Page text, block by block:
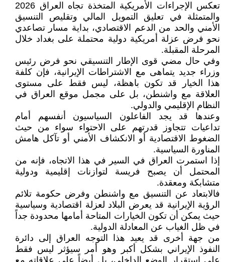
‏تعكس الإجراءات الأمريكية المتخذة تجاه العراق 2026
والمتمثلة في تعليق التمويل المالي وتقليص التنسيق
الأمني والحد من الدعم الاقتصادي، بداية مسار تصاعدي
نحو فرض عزلة أمريكية دولية محتملة على بغداد خلال
المرحلة المقبلة.
وفي حال مضي قوى الإطار التنسيقي نحو فرض رئيس
وزراء جديد يتماهى مع الاشتراطات الإيرانية، فإن كلفة
هذا الخيار قد تكون باهظة، ليس فقط على مستوى
العلاقة مع واشنطن، بل على مجمل موقع العراق في
النظام الإقليمي والدولي.
وعندها قد يجد الفاعلون السياسيون أنفسهم أمام
تداعيات تتجاوز قدرتهم على الاحتواء سواء من حيث
الضغوط الاقتصادية أو الانكشاف الأمني أو تآكل هامش
المناورة السياسية.
إذا استمرت العراق في السير في هذا الاتجاه، فإنه من
المحتمل أن يصبح فريسة لتوازنات إقليمية ودولية
متشابكة ومعقدة.
فالابتعاد عن التنسيق مع واشنطن وفرض حكومة تلائم
الرؤية الإيرانية قد يعرض البلاد لعزلة اقتصادية وسياسية
حيث يمكن أن تكون الخيارات المتاحة أمامها محدودة جداً
في ظل الغياب عن المعادلة الدولية.
من جهة أخرى قد يعيد هذا التوجه العراق إلى دائرة
النفوذ الإيراني بشكل أكبر وهو أمر سيؤثر ليس فقط